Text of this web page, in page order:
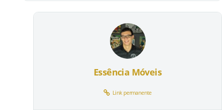
Essência Móveis
Link permanente